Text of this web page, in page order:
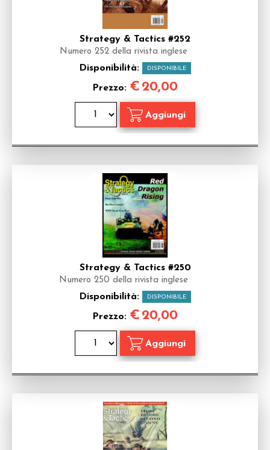
Strategy & Tactics #252
Numero 252 della rivista inglese
Disponibilità: DISPONIBILE
Prezzo: € 20,00
Strategy & Tactics #250
Numero 250 della rivista inglese
Disponibilità: DISPONIBILE
Prezzo: € 20,00